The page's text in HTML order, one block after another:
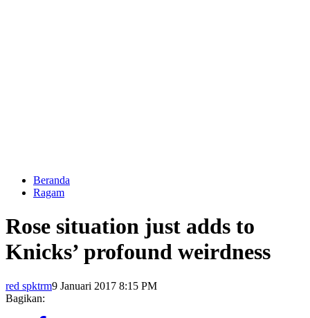
Beranda
Ragam
Rose situation just adds to
Knicks’ profound weirdness
red spktrm9 Januari 2017 8:15 PM
Bagikan: